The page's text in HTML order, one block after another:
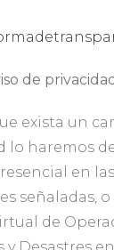
de privacidad
exista un
lo haremos
en
señaladas,
de